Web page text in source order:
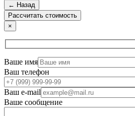
← Назад
×
Ваше имя
Ваш телефон
Ваш e-mail
Ваше сообщение